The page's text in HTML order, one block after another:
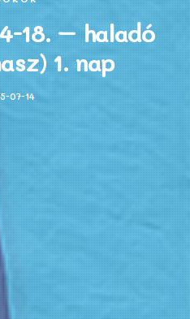
18. – haladó
1. nap
07-14